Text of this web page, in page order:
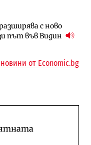
с ново
път във Видин
от
за 75% от
технологичните
интегратори
от Economic.bg